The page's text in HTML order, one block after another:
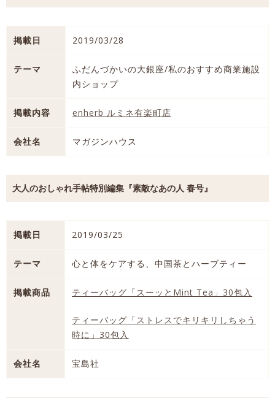
掲載日 2019/03/28
テーマ
ふだんづかいの大銀座/私のおすすめ商業施設
内ショップ
掲載内容 enherb ルミネ有楽町店
会社名 マガジンハウス
大人のおしゃれ手帖特別編集『素敵なあの人 春号』
掲載日 2019/03/25
テーマ 心と体をケアする、中国茶とハーブティー
掲載商品 ティーバッグ「スーッとMint Tea」30包入
ティーバッグ「ストレスでキリキリしちゃう
時に」30包入
会社名 宝島社